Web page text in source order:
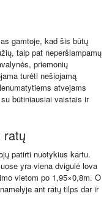
gamtoje, kad šis būtų
taip pat neperšlampamų
priemonių
turėti nešiojamą
atvejams
būtiniausiai vaistais ir
ratų
patirti nuotykius kartu.
yra viena dvigulė lova
vietom po 1,95×0,8m. O
ant ratų tilps dar ir